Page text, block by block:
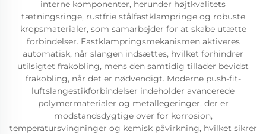
interne komponenter, herunder højtkvalitets
tætningsringe, rustfrie stålfastklampringe og robuste
kropsmaterialer, som samarbejder for at skabe utætte
forbindelser. Fastklampringsmekanismen aktiveres
automatisk, når slangen indsættes, hvilket forhindrer
utilsigtet frakobling, mens den samtidig tillader bevidst
frakobling, når det er nødvendigt. Moderne push-fit-
luftslangestikforbindelser indeholder avancerede
polymermaterialer og metallegeringer, der er
modstandsdygtige over for korrosion,
temperatursvingninger og kemisk påvirkning, hvilket sikrer